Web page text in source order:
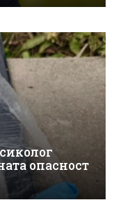
опасност